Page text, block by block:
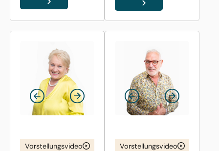
Vorstellungsvideo Vorstellungsvideo